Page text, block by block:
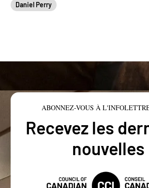
Daniel Perry
ABONNEZ-VOUS À
Recevez les
nouvelles